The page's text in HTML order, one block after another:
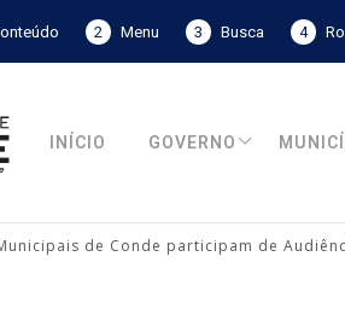
2 Menu 3 Busca 4
INÍCIO GOVERNO
de Conde participam de